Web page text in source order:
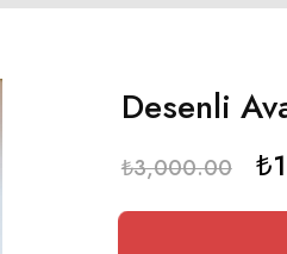
Desenli
₺3,000.00 ₺